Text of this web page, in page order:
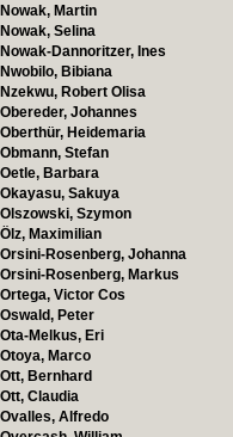
Nowak, Martin
Nowak, Selina
Nowak-Dannoritzer, Ines
Nwobilo, Bibiana
Nzekwu, Robert Olisa
Obereder, Johannes
Oberthür, Heidemaria
Obmann, Stefan
Oetle, Barbara
Okayasu, Sakuya
Olszowski, Szymon
Ölz, Maximilian
Orsini-Rosenberg, Johanna
Orsini-Rosenberg, Markus
Ortega, Victor Cos
Oswald, Peter
Ota-Melkus, Eri
Otoya, Marco
Ott, Bernhard
Ott, Claudia
Ovalles, Alfredo